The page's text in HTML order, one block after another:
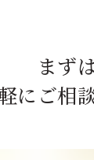
まず
にご相